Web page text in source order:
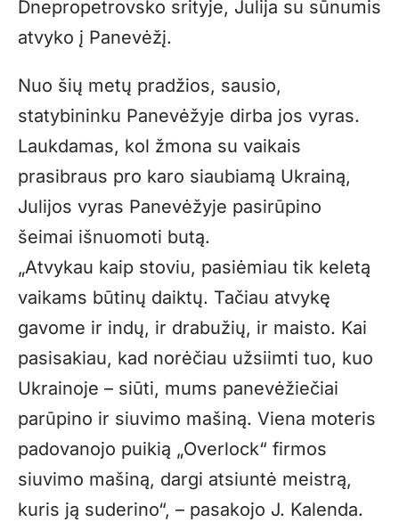
Dnepropetrovsko srityje, Julija su sūnumis
atvyko į Panevėžį.
Nuo šių metų pradžios, sausio,
statybininku Panevėžyje dirba jos vyras.
Laukdamas, kol žmona su vaikais
prasibraus pro karo siaubiamą Ukrainą,
Julijos vyras Panevėžyje pasirūpino
šeimai išnuomoti butą.
„Atvykau kaip stoviu, pasiėmiau tik keletą
vaikams būtinų daiktų. Tačiau atvykę
gavome ir indų, ir drabužių, ir maisto. Kai
pasisakiau, kad norėčiau užsiimti tuo, kuo
Ukrainoje – siūti, mums panevėžiečiai
parūpino ir siuvimo mašiną. Viena moteris
padovanojo puikią „Overlock“ firmos
siuvimo mašiną, dargi atsiuntė meistrą,
kuris ją suderino“, – pasakojo J. Kalenda.